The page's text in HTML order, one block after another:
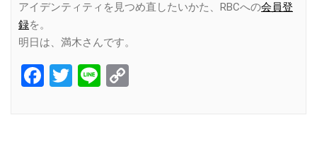
アイデンティティを見つめ直したいかた、RBCへの会員登
録を。
明日は、満木さんです。
Facebook
Twitter
Line